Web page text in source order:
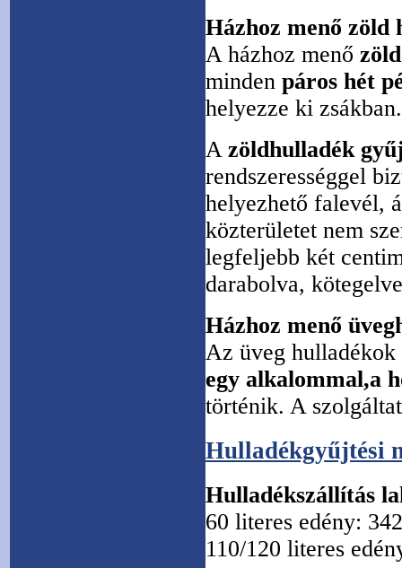
Házhoz menő zöld
A házhoz menő
minden páros hét
helyezze ki zsákban.
A zöldhulladék
rendszerességgel
helyezhető falevél,
közterületet nem
legfeljebb két
darabolva,
Házhoz menő
Az üveg hulladékok
egy alkalommal,a
történik. A
Hulladékgyűjtési
Hulladékszállítás
60 literes edény:
110/120 literes